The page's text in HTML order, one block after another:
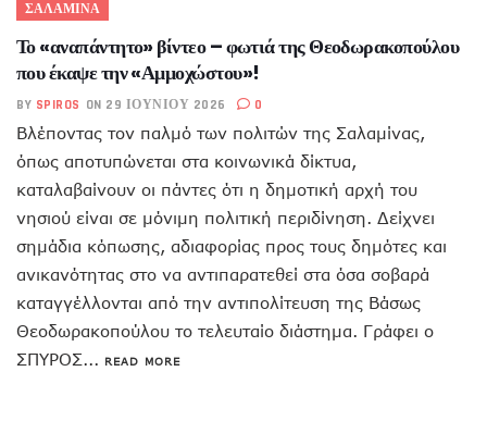
ΣΑΛΑΜΙΝΑ
Το «αναπάντητο» βίντεο – φωτιά της Θεοδωρακοπούλου
που έκαψε την «Αμμοχώστου»!
BY SPIROS ON 29 ΙΟΥΝΊΟΥ 2026 0
Βλέποντας τον παλμό των πολιτών της Σαλαμίνας,
όπως αποτυπώνεται στα κοινωνικά δίκτυα,
καταλαβαίνουν οι πάντες ότι η δημοτική αρχή του
νησιού είναι σε μόνιμη πολιτική περιδίνηση. Δείχνει
σημάδια κόπωσης, αδιαφορίας προς τους δημότες και
ανικανότητας στο να αντιπαρατεθεί στα όσα σοβαρά
καταγγέλλονται από την αντιπολίτευση της Βάσως
Θεοδωρακοπούλου το τελευταίο διάστημα. Γράφει ο
ΣΠΥΡΟΣ... READ MORE